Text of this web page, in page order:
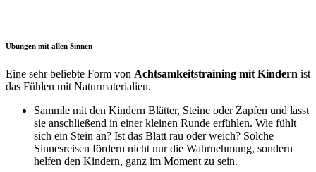
Übungen mit allen Sinnen
Eine sehr beliebte Form von Achtsamkeitstraining mit Kindern ist
das Fühlen mit Naturmaterialien.
Sammle mit den Kindern Blätter, Steine oder Zapfen und lasst
sie anschließend in einer kleinen Runde erfühlen. Wie fühlt
sich ein Stein an? Ist das Blatt rau oder weich? Solche
Sinnesreisen fördern nicht nur die Wahrnehmung, sondern
helfen den Kindern, ganz im Moment zu sein.